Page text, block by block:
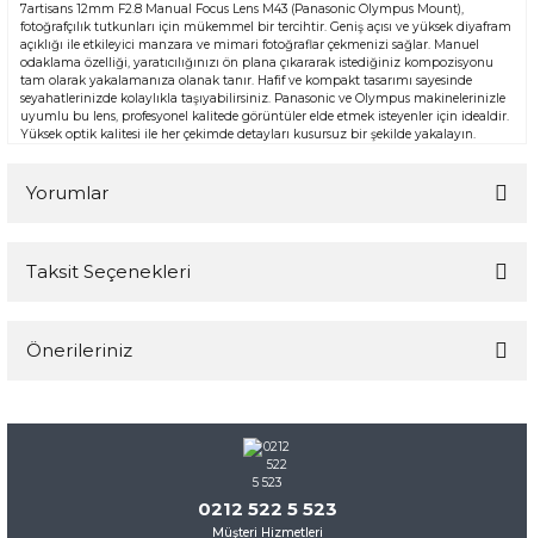
7artisans 12mm F2.8 Manual Focus Lens M43 (Panasonic Olympus Mount),
fotoğrafçılık tutkunları için mükemmel bir tercihtir. Geniş açısı ve yüksek diyafram
açıklığı ile etkileyici manzara ve mimari fotoğraflar çekmenizi sağlar. Manuel
odaklama özelliği, yaratıcılığınızı ön plana çıkararak istediğiniz kompozisyonu
tam olarak yakalamanıza olanak tanır. Hafif ve kompakt tasarımı sayesinde
seyahatlerinizde kolaylıkla taşıyabilirsiniz. Panasonic ve Olympus makinelerinizle
uyumlu bu lens, profesyonel kalitede görüntüler elde etmek isteyenler için idealdir.
Yüksek optik kalitesi ile her çekimde detayları kusursuz bir şekilde yakalayın.
Yorumlar
Taksit Seçenekleri
Önerileriniz
konularda yetersiz gördüğünüz noktaları öneri formunu
kullanarak tarafımıza iletebilirsiniz.
Görüş ve önerileriniz için teşekkür ederiz.
0212 522 5 523
Müşteri Hizmetleri